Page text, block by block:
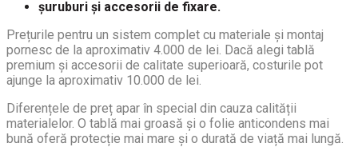
șuruburi și accesorii de fixare.
Prețurile pentru un sistem complet cu materiale și montaj
pornesc de la aproximativ 4.000 de lei. Dacă alegi tablă
premium și accesorii de calitate superioară, costurile pot
ajunge la aproximativ 10.000 de lei.
Diferențele de preț apar în special din cauza calității
materialelor. O tablă mai groasă și o folie anticondens mai
bună oferă protecție mai mare și o durată de viață mai lungă.